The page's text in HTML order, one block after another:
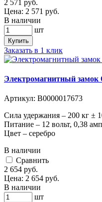
2 571 руб.
Цена: 2 571 руб.
В наличии
шт
Купить
Заказать в 1 клик
Электромагнитный замок
Артикул: В0000017673
Сила удержания – 200 кг ±
Питание – 12 вольт, 0,38
Цвет – серебро
В наличии
Cравнить
2 654 руб.
Цена: 2 654 руб.
В наличии
шт